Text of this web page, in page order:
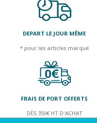
DEPART LE JOUR MÊME
* pour les articles marqué
FRAIS DE PORT OFFERTS
DÈS 350€ HT D'ACHAT